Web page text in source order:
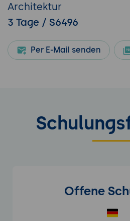
Architektur
3 Tage / S6496
Per E-Mail senden
Offene